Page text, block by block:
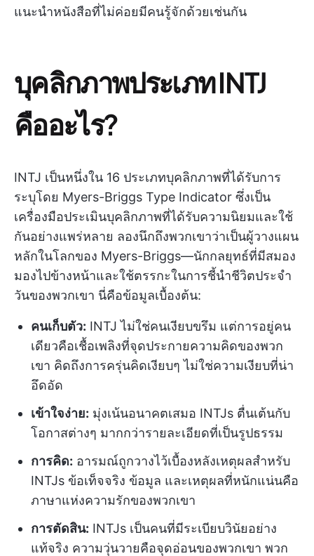
แนะนำหนังสือที่ไม่ค่อยมีคนรู้จักด้วยเช่นกัน
บุคลิกภาพประเภท INTJ
คืออะไร?
INTJ เป็นหนึ่งใน 16 ประเภทบุคลิกภาพที่ได้รับการ
ระบุโดย Myers-Briggs Type Indicator ซึ่งเป็น
เครื่องมือประเมินบุคลิกภาพที่ได้รับความนิยมและใช้
กันอย่างแพร่หลาย ลองนึกถึงพวกเขาว่าเป็นผู้วางแผน
หลักในโลกของ Myers-Briggs—นักกลยุทธ์ที่มีสมอง
มองไปข้างหน้าและใช้ตรรกะในการชี้นำชีวิตประจำ
วันของพวกเขา นี่คือข้อมูลเบื้องต้น:
คนเก็บตัว: INTJ ไม่ใช่คนเงียบขรึม แต่การอยู่คน
เดียวคือเชื้อเพลิงที่จุดประกายความคิดของพวก
เขา คิดถึงการครุ่นคิดเงียบๆ ไม่ใช่ความเงียบที่น่า
อึดอัด
เข้าใจง่าย: มุ่งเน้นอนาคตเสมอ INTJs ตื่นเต้นกับ
โอกาสต่างๆ มากกว่ารายละเอียดที่เป็นรูปธรรม
การคิด: อารมณ์ถูกวางไว้เบื้องหลังเหตุผลสำหรับ
INTJs ข้อเท็จจริง ข้อมูล และเหตุผลที่หนักแน่นคือ
ภาษาแห่งความรักของพวกเขา
การตัดสิน: INTJs เป็นคนที่มีระเบียบวินัยอย่าง
แท้จริง ความวุ่นวายคือจุดอ่อนของพวกเขา พวก